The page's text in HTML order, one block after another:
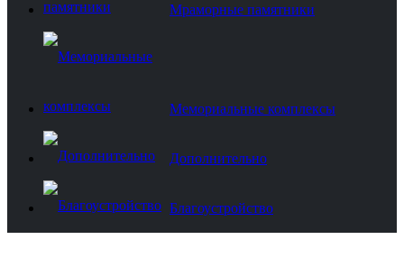
Мраморные памятники
Мемориальные комплексы
Дополнительно
Благоустройство